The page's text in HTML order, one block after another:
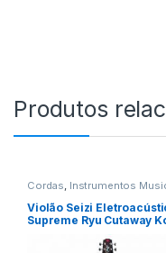
Produtos
Cordas Instrumentos
Violoes
Violão Seizi
Supreme Ryu Cutaway